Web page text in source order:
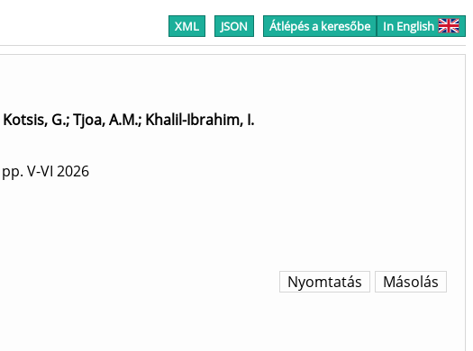
XML JSON Átlépés a keresőbe In English
Kotsis, G.;Tjoa, A.M.; Khalil-Ibrahim, I.
pp. V-VI 2026
Másolás
Nyomtatás